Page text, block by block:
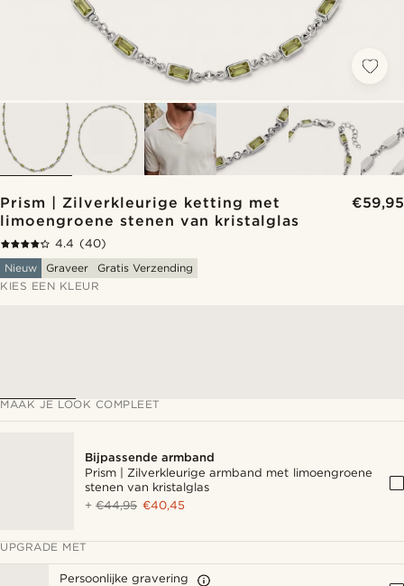
Prism | Zilverkleurige ketting met
limoengroene stenen van kristalglas
€59,95
4.4 (40)
Nieuw
Graveer
Gratis Verzending
KIES EEN KLEUR
MAAK JE LOOK COMPLEET
Bijpassende armband
Prism | Zilverkleurige armband met limoengroene
stenen van kristalglas
+€44,95 €40,45
UPGRADE MET
Persoonlijke gravering